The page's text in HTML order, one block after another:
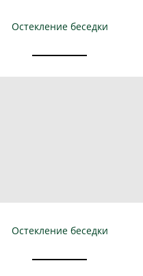
Остекление беседки
Остекление беседки